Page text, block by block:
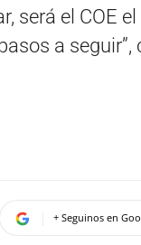
será el COE
a seguir”,
+ Seguinos en